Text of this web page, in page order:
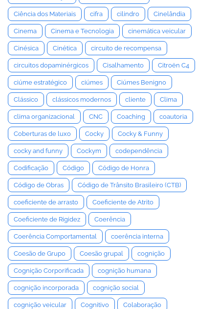
Ciência dos Materiais cifra cilindro Cinelândia
Cinema Cinema e Tecnologia cinemática veicular
Cinésica Cinética circuito de recompensa
circuitos dopaminérgicos Cisalhamento Citroën C4
ciúme estratégico ciúmes Ciúmes Benigno
Clássico clássicos modernos cliente Clima
clima organizacional CNC Coaching coautoria
Coberturas de luxo Cocky Cocky & Funny
cocky and funny Cockym codependência
Codificação Código Código de Honra
Código de Obras Código de Trânsito Brasileiro (CTB)
coeficiente de arrasto Coeficiente de Atrito
Coeficiente de Rigidez Coerência
Coerência Comportamental coerência interna
Coesão de Grupo Coesão grupal cognição
Cognição Corporificada cognição humana
cognição incorporada cognição social
cognição veicular Cognitivo Colaboração